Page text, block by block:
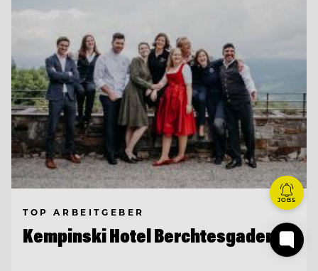
TOP ARBEITGEBER
Kempinski Hotel Berchtesgaden
JOBS